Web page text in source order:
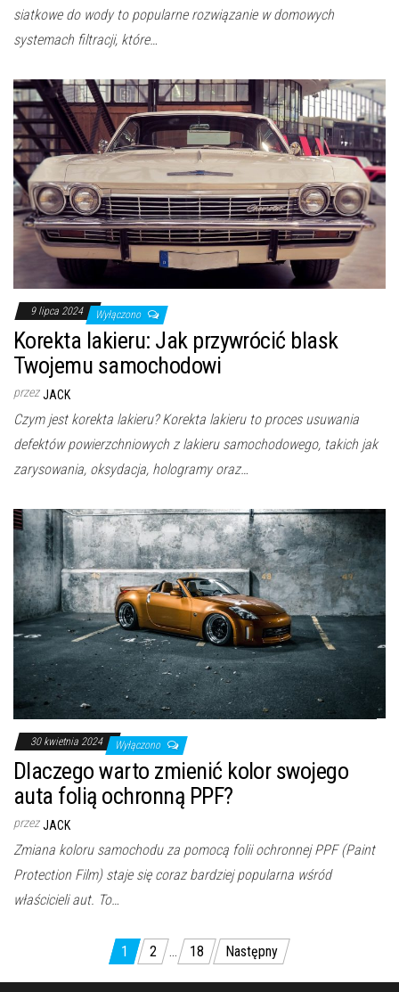
siatkowe do wody to popularne rozwiązanie w domowych
systemach filtracji, które…
9 lipca 2024 Wyłączono
Korekta lakieru: Jak przywrócić blask
Twojemu samochodowi
przez JACK
Czym jest korekta lakieru? Korekta lakieru to proces usuwania
defektów powierzchniowych z lakieru samochodowego, takich jak
zarysowania, oksydacja, hologramy oraz…
30 kwietnia 2024 Wyłączono
Dlaczego warto zmienić kolor swojego
auta folią ochronną PPF?
przez JACK
Zmiana koloru samochodu za pomocą folii ochronnej PPF (Paint
Protection Film) staje się coraz bardziej popularna wśród
właścicieli aut. To…
Nawigacja
po
1 2 … 18 Następny